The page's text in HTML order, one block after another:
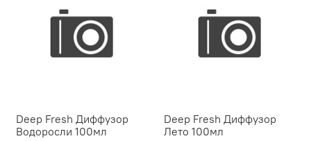
Deep Fresh Диффузор
Водоросли 100мл
Deep Fresh Диффузор
Лето 100мл